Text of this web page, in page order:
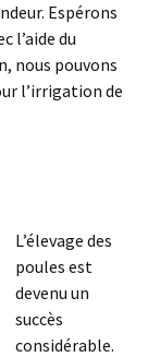
Espérons
l’aide du
nous pouvons
l’irrigation de
L’élevage des
poules est
devenu un
succès
considérable.